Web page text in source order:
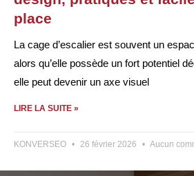
place
La cage d’escalier est souvent un
alors qu’elle possède un fort potentiel
elle peut devenir un axe visuel
LIRE LA SUITE »
KONVERSEO 26 février 2026 Aucun